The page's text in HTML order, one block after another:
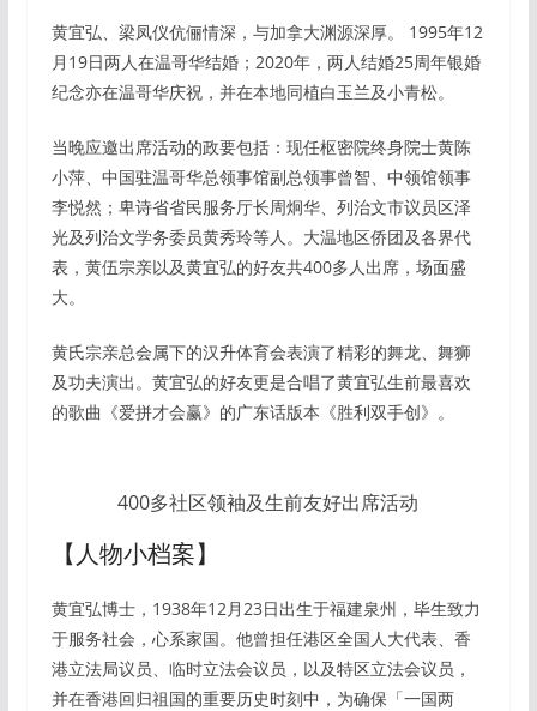
黄宜弘、梁凤仪伉俪情深，与加拿大渊源深厚。 1995年12
月19日两人在温哥华结婚；2020年，两人结婚25周年银婚
纪念亦在温哥华庆祝，并在本地同植白玉兰及小青松。
当晚应邀出席活动的政要包括：现任枢密院终身院士黄陈
小萍、中国驻温哥华总领事馆副总领事曾智、中领馆领事
李悦然；卑诗省省民服务厅长周炯华、列治文市议员区泽
光及列治文学务委员黄秀玲等人。大温地区侨团及各界代
表，黄伍宗亲以及黄宜弘的好友共400多人出席，场面盛
大。
黄氏宗亲总会属下的汉升体育会表演了精彩的舞龙、舞狮
及功夫演出。黄宜弘的好友更是合唱了黄宜弘生前最喜欢
的歌曲《爱拼才会赢》的广东话版本《胜利双手创》。
400多社区领袖及生前友好出席活动
【人物小档案】
黄宜弘博士，1938年12月23日出生于福建泉州，毕生致力
于服务社会，心系家国。他曾担任港区全国人大代表、香
港立法局议员、临时立法会议员，以及特区立法会议员，
并在香港回归祖国的重要历史时刻中，为确保「一国两